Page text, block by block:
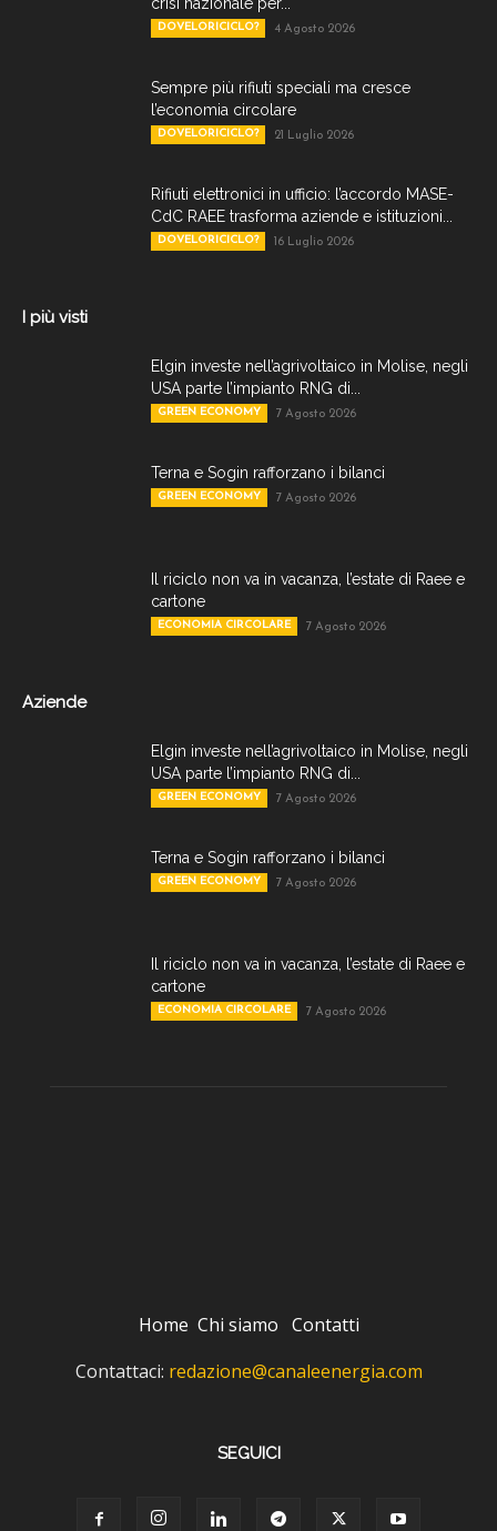
crisi nazionale per...
DOVELORICICLO? 4 Agosto 2026
Sempre più rifiuti speciali ma cresce
l’economia circolare
DOVELORICICLO? 21 Luglio 2026
Rifiuti elettronici in ufficio: l’accordo MASE-
CdC RAEE trasforma aziende e istituzioni...
DOVELORICICLO? 16 Luglio 2026
I più visti
Elgin investe nell’agrivoltaico in Molise, negli
USA parte l’impianto RNG di...
GREEN ECONOMY 7 Agosto 2026
Terna e Sogin rafforzano i bilanci
GREEN ECONOMY 7 Agosto 2026
Il riciclo non va in vacanza, l’estate di Raee e
cartone
ECONOMIA CIRCOLARE 7 Agosto 2026
Aziende
Elgin investe nell’agrivoltaico in Molise, negli
USA parte l’impianto RNG di...
GREEN ECONOMY 7 Agosto 2026
Terna e Sogin rafforzano i bilanci
GREEN ECONOMY 7 Agosto 2026
Il riciclo non va in vacanza, l’estate di Raee e
cartone
ECONOMIA CIRCOLARE 7 Agosto 2026
Home Chi siamo Contatti
Contattaci: redazione@canaleenergia.com
SEGUICI